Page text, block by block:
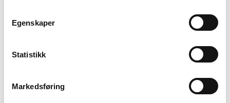
Egenskaper
Statistikk
Markedsføring